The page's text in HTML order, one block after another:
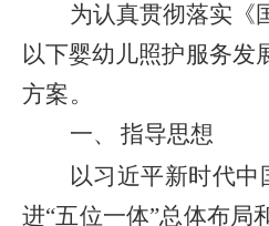
为认真贯彻落实《
以下婴幼儿照护服务发
方案。
一、
指导思想
以习近平新时代
进“五位一体”总体布局